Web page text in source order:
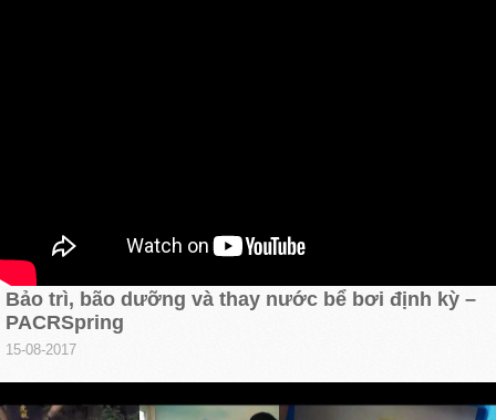
Bảo trì, bão dưỡng và thay nước bể bơi định kỳ –
PACRSpring
15-08-2017